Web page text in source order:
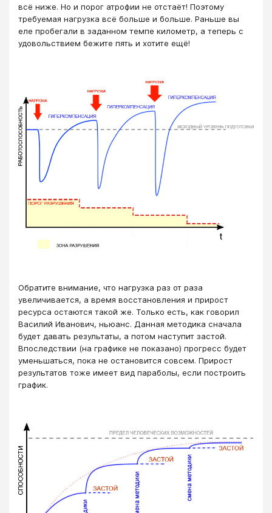
всё ниже. Но и порог атрофии не отстаёт! Поэтому
требуемая нагрузка всё больше и больше. Раньше вы
еле пробегали в заданном темпе километр, а теперь с
удовольствием бежите пять и хотите ещё!
Обратите внимание, что нагрузка раз от раза
увеличивается, а время восстановления и прирост
ресурса остаются такой же. Только есть, как говорил
Василий Иванович, ньюанс. Данная методика сначала
будет давать результаты, а потом наступит застой.
Впоследствии (на графике не показано) прогресс будет
уменьшаться, пока не остановится совсем. Прирост
результатов тоже имеет вид параболы, если построить
график.